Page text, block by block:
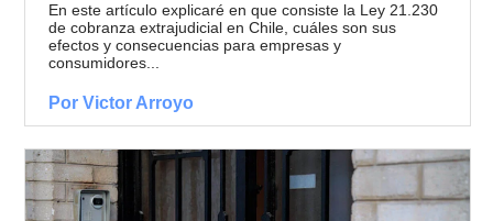
En este artículo explicaré en que consiste la Ley 21.230
de cobranza extrajudicial en Chile, cuáles son sus
efectos y consecuencias para empresas y
consumidores...
Por Victor Arroyo